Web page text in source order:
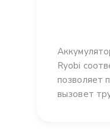
Ryobi
позволяет
вызовет